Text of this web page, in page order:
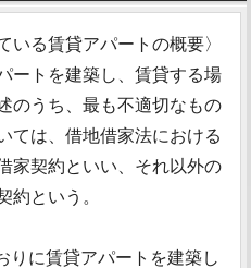
いる賃貸アパートの概要〉
ートを建築し、賃貸する場
のうち、最も不適切なもの
ては、借地借家法における
家契約といい、それ以外の
約という。
に賃貸アパートを建築し